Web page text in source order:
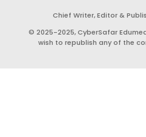
Chief Writer, Editor &
© 2025-2025, CyberSafar
wish to republish any of the